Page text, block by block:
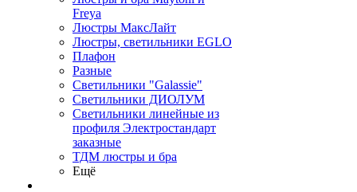
Freya
Люстры МаксЛайт
Люстры, светильники EGLO
Плафон
Разные
Светильники "Galassie"
Светильники ДИОЛУМ
Светильники линейные из
профиля Электростандарт
заказные
ТДМ люстры и бра
Ещё